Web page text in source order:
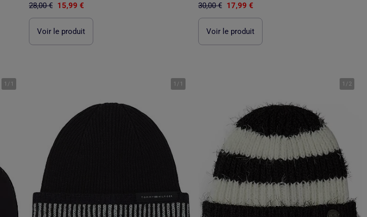
28,00 € 15,99 €
Voir le produit
30,00 € 17,99 €
Voir le produit
1 / 1 1 / 1 1 / 2